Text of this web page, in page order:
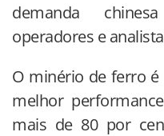
demanda
operadores e
O minério de ferro
melhor
mais de 80 por